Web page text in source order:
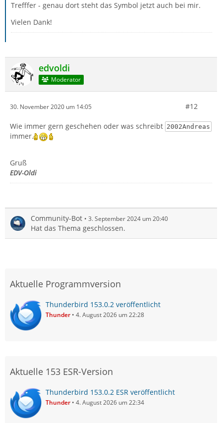
Trefffer - genau dort steht das Symbol jetzt auch bei mir.
Vielen Dank!
edvoldi
Moderator
30. November 2020 um 14:05 #12
Wie immer gern geschehen oder was schreibt 2002Andreas
immer.
Gruß
EDV-Oldi
Community-Bot 3. September 2024 um 20:40
Hat das Thema geschlossen.
Aktuelle Programmversion
Thunderbird 153.0.2 veröffentlicht
Thunder 4. August 2026 um 22:28
Aktuelle 153 ESR-Version
Thunderbird 153.0.2 ESR veröffentlicht
Thunder 4. August 2026 um 22:34